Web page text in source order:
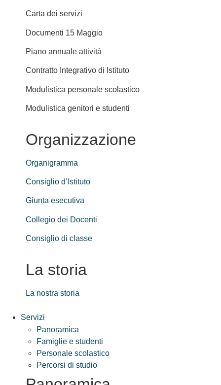
Carta dei servizi
Documenti 15 Maggio
Piano annuale attività
Contratto Integrativo di Istituto
Modulistica personale scolastico
Modulistica genitori e studenti
Organizzazione
Organigramma
Consiglio d’Istituto
Giunta esecutiva
Collegio dei Docenti
Consiglio di classe
La storia
La nostra storia
Servizi
Panoramica
Famiglie e studenti
Personale scolastico
Percorsi di studio